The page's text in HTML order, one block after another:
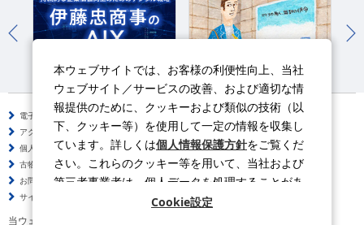
伊藤忠のAIX 伊藤忠商事の働き方改革
電子公告
サイトのご利用について
アクセシビリティポリシー
情報セキュリティポリシー
個人情報保護方針
ソーシャルメディアポリシー
古物営業法に基づく表示
サイトの使い方
お問い合わせ
よくある質問
サイトマップ
当ウェブサイトの動画はYouTubeを利用しています。
本ウェブサイトでは、お客様の利便性向上、当社
ウェブサイト／サービスの改善、および適切な情
報提供のために、クッキーおよび類似の技術（以
下、クッキー等）を使用して一定の情報を収集し
ています。詳しくは個人情報保護方針をご覧くだ
さい。これらのクッキー等を用いて、当社および
第三者事業者は、個人データを処理することがあ
Cookie設定